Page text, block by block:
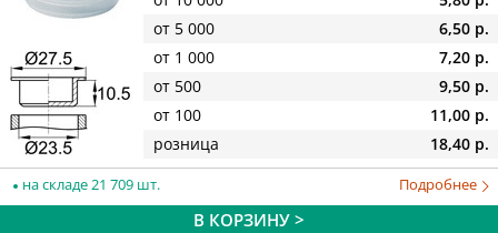
от 5 000
6,50 р.
от 1 000
7,20 р.
от 500
9,50 р.
от 100
11,00 р.
розница
18,40 р.
на складе 21 709 шт. Подробнее
В КОРЗИНУ >